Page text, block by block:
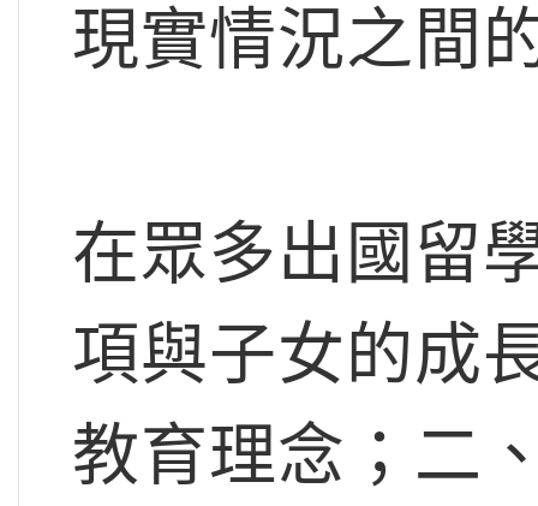
現實情況之間
在眾多出國留
項與子女的成
教育理念；二